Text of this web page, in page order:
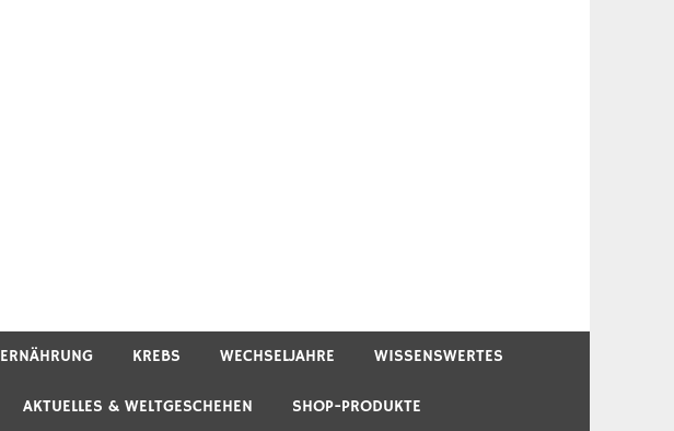
ERNÄHRUNG KREBS WECHSELJAHRE WISSENSWERTES
AKTUELLES & WELTGESCHEHEN SHOP-PRODUKTE